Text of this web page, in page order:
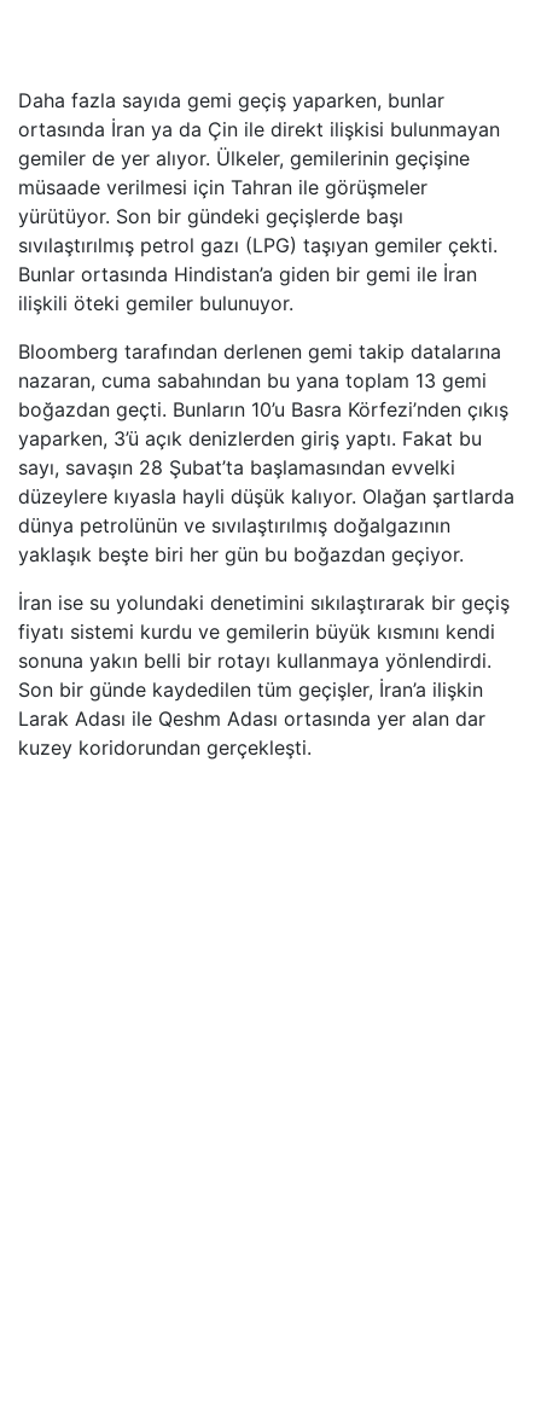
Daha fazla sayıda gemi geçiş yaparken, bunlar
ortasında İran ya da Çin ile direkt ilişkisi bulunmayan
gemiler de yer alıyor. Ülkeler, gemilerinin geçişine
müsaade verilmesi için Tahran ile görüşmeler
yürütüyor. Son bir gündeki geçişlerde başı
sıvılaştırılmış petrol gazı (LPG) taşıyan gemiler çekti.
Bunlar ortasında Hindistan’a giden bir gemi ile İran
ilişkili öteki gemiler bulunuyor.
Bloomberg tarafından derlenen gemi takip datalarına
nazaran, cuma sabahından bu yana toplam 13 gemi
boğazdan geçti. Bunların 10’u Basra Körfezi’nden çıkış
yaparken, 3’ü açık denizlerden giriş yaptı. Fakat bu
sayı, savaşın 28 Şubat’ta başlamasından evvelki
düzeylere kıyasla hayli düşük kalıyor. Olağan şartlarda
dünya petrolünün ve sıvılaştırılmış doğalgazının
yaklaşık beşte biri her gün bu boğazdan geçiyor.
İran ise su yolundaki denetimini sıkılaştırarak bir geçiş
fiyatı sistemi kurdu ve gemilerin büyük kısmını kendi
sonuna yakın belli bir rotayı kullanmaya yönlendirdi.
Son bir günde kaydedilen tüm geçişler, İran’a ilişkin
Larak Adası ile Qeshm Adası ortasında yer alan dar
kuzey koridorundan gerçekleşti.